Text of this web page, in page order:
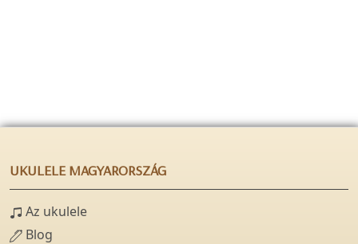
UKULELE MAGYARORSZÁG
Az ukulele
Blog